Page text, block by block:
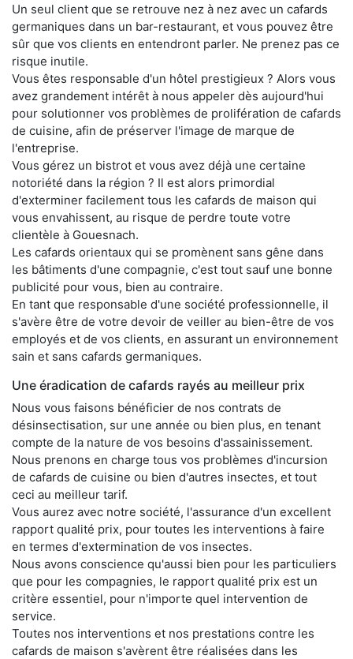
Un seul client que se retrouve nez à nez avec un cafards
germaniques dans un bar-restaurant, et vous pouvez être
sûr que vos clients en entendront parler. Ne prenez pas ce
risque inutile.
Vous êtes responsable d'un hôtel prestigieux ? Alors vous
avez grandement intérêt à nous appeler dès aujourd'hui
pour solutionner vos problèmes de prolifération de cafards
de cuisine, afin de préserver l'image de marque de
l'entreprise.
Vous gérez un bistrot et vous avez déjà une certaine
notoriété dans la région ? Il est alors primordial
d'exterminer facilement tous les cafards de maison qui
vous envahissent, au risque de perdre toute votre
clientèle à Gouesnach.
Les cafards orientaux qui se promènent sans gêne dans
les bâtiments d'une compagnie, c'est tout sauf une bonne
publicité pour vous, bien au contraire.
En tant que responsable d'une société professionnelle, il
s'avère être de votre devoir de veiller au bien-être de vos
employés et de vos clients, en assurant un environnement
sain et sans cafards germaniques.
Une éradication de cafards rayés au meilleur prix
Nous vous faisons bénéficier de nos contrats de
désinsectisation, sur une année ou bien plus, en tenant
compte de la nature de vos besoins d'assainissement.
Nous prenons en charge tous vos problèmes d'incursion
de cafards de cuisine ou bien d'autres insectes, et tout
ceci au meilleur tarif.
Vous aurez avec notre société, l'assurance d'un excellent
rapport qualité prix, pour toutes les interventions à faire
en termes d'extermination de vos insectes.
Nous avons conscience qu'aussi bien pour les particuliers
que pour les compagnies, le rapport qualité prix est un
critère essentiel, pour n'importe quel intervention de
service.
Toutes nos interventions et nos prestations contre les
cafards de maison s'avèrent être réalisées dans les